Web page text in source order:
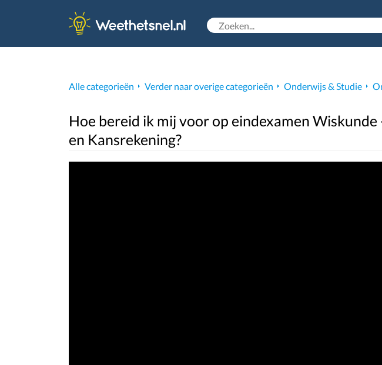
Alle categorieën Verder naar overige categorieën Onderwijs & Studie
Hoe bereid ik mij voor op eindexamen Wiskunde
en Kansrekening?